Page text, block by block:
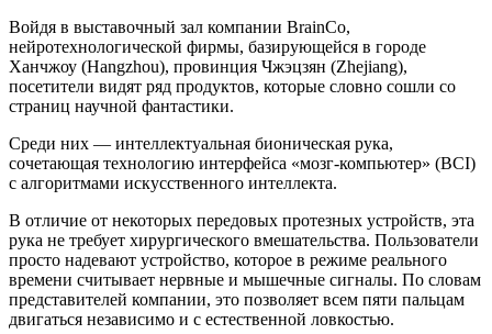
Войдя в выставочный зал компании BrainCo,
нейротехнологической фирмы, базирующейся в городе
Ханчжоу (Hangzhou), провинция Чжэцзян (Zhejiang),
посетители видят ряд продуктов, которые словно сошли со
страниц научной фантастики.
Среди них — интеллектуальная бионическая рука,
сочетающая технологию интерфейса «мозг-компьютер» (BCI)
с алгоритмами искусственного интеллекта.
В отличие от некоторых передовых протезных устройств, эта
рука не требует хирургического вмешательства. Пользователи
просто надевают устройство, которое в режиме реального
времени считывает нервные и мышечные сигналы. По словам
представителей компании, это позволяет всем пяти пальцам
двигаться независимо и с естественной ловкостью.